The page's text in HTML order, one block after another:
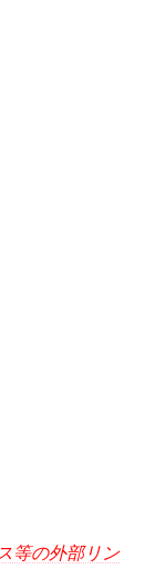
等の外部リン